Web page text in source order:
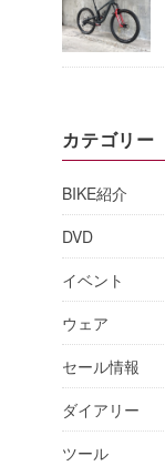
カテゴリー
BIKE紹介
DVD
イベント
ウェア
セール情報
ダイアリー
ツール